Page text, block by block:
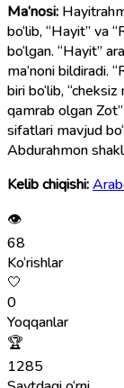
Ma’nosi:
bo‘lib, “Hayit” va
bo‘lgan. “Hayit”
ma’noni bildiradi.
biri bo‘lib,
qamrab olgan
sifatlari mavjud
Abdurahmon
Kelib chiqishi:
👁
68
Ko‘rishlar
🤍
0
Yoqqanlar
🏆
1285